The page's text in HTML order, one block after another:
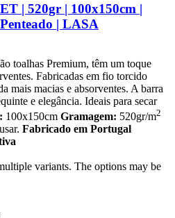
| 520gr | 100x150cm |
| LASA
toalhas Premium, têm um toque
Fabricadas em fio torcido
mais macias e absorventes. A barra
e elegância. Ideais para secar
100x150cm Gramagem: 520gr/m2
Fabricado em Portugal
variants. The options may be